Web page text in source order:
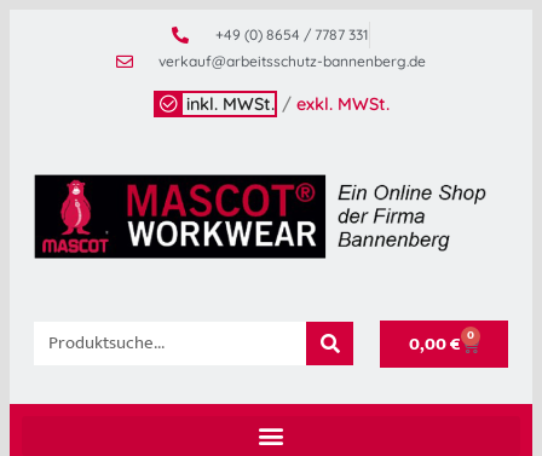
+49 (0) 8654 / 7787 331
verkauf@arbeitsschutz-bannenberg.de
inkl. MWSt. / exkl. MWSt.
0,00€ 0